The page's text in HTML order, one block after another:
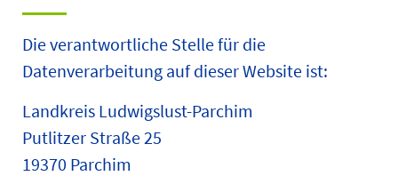
Die verantwortliche Stelle für die
Datenverarbeitung auf dieser Website ist:
Landkreis Ludwigslust-Parchim
Putlitzer Straße 25
19370 Parchim